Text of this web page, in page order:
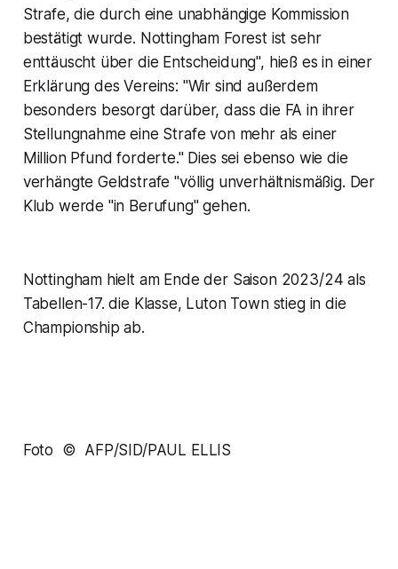
Strafe, die durch eine unabhängige Kommission
bestätigt wurde. Nottingham Forest ist sehr
enttäuscht über die Entscheidung", hieß es in einer
Erklärung des Vereins: "Wir sind außerdem
besonders besorgt darüber, dass die FA in ihrer
Stellungnahme eine Strafe von mehr als einer
Million Pfund forderte." Dies sei ebenso wie die
verhängte Geldstrafe "völlig unverhältnismäßig. Der
Klub werde "in Berufung" gehen.
Nottingham hielt am Ende der Saison 2023/24 als
Tabellen-17. die Klasse, Luton Town stieg in die
Championship ab.
Foto © AFP/SID/PAUL ELLIS